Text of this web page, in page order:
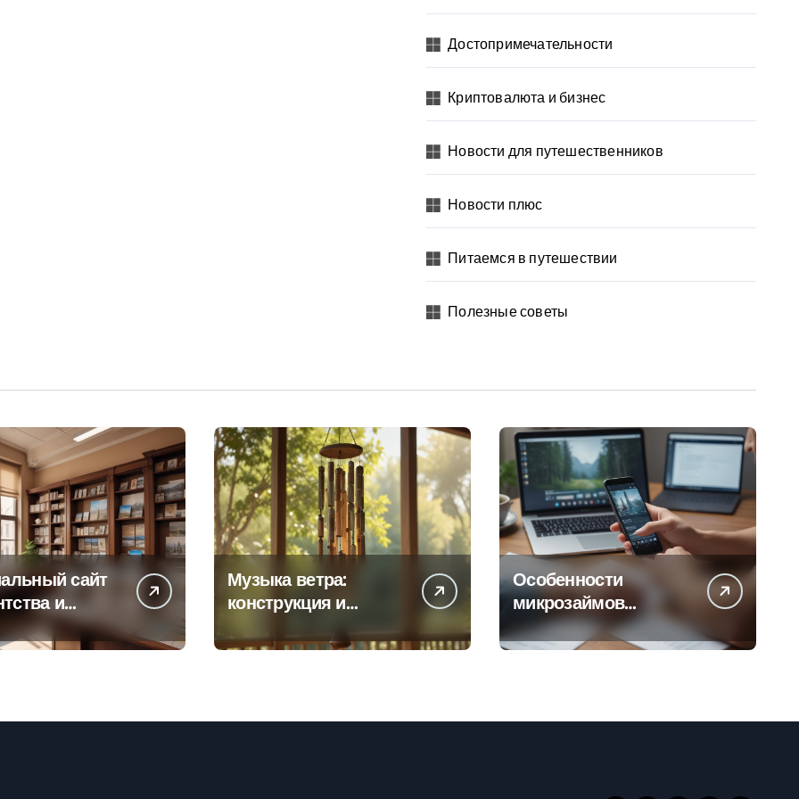
Достопримечательности
Криптовалюта и бизнес
Новости для путешественников
Новости плюс
Питаемся в путешествии
Полезные советы
сайт
и
офисов
по регионам
Музыка ветра:
конструкция и
звучания
Особенности
микрозаймов
онлайн: условия,
процентные ставки и